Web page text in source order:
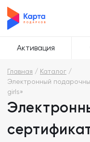
Активация
Главная
Каталог
Электронный
girls»